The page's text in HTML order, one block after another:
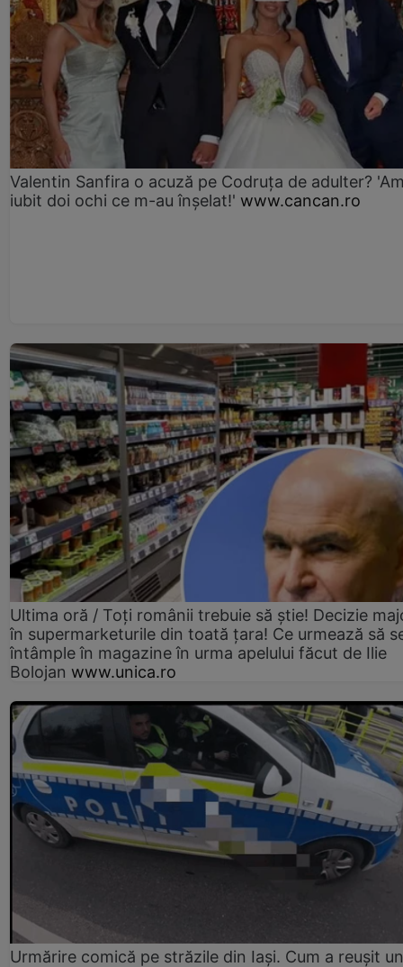
Valentin Sanfira o acuză pe Codruța de adulter?
iubit doi ochi ce m-au înșelat!' www.cancan.ro
Ultima oră / Toți românii trebuie să știe! Decizie
în supermarketurile din toată țara! Ce urmează să
întâmple în magazine în urma apelului făcut de Ilie
Bolojan www.unica.ro
Urmărire comică pe străzile din Iași. Cum a reușit un